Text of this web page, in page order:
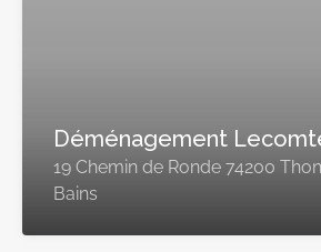
Déménagement
19 Chemin de Ronde 74200
Bains